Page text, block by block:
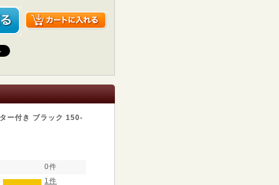
ー付き ブラック 150-
0件
1件